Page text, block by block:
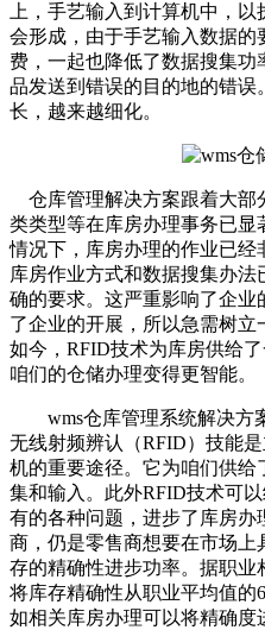
上，手艺输入到计算机中，
会形成，由于手艺输入数据
费，一起也降低了数据搜集
品发送到错误的目的地的错
长，越来越细化。
仓库管理解决方案跟着大部
类类型等在库房办理事务已
情况下，库房办理的作业已
库房作业方式和数据搜集办
确的要求。这严重影响了企业
了企业的开展，所以急需树立
如今，RFID技术为库房供给
咱们的仓储办理变得更智能。
wms仓库管理系统解决方
无线射频辨认（RFID）技能
机的重要途径。它为咱们供给
集和输入。此外RFID技术可
有的各种问题，进步了库房
商，仍是零售商想要在市场
存的精确性进步功率。据职
将库存精确性从职业平均值的
如相关库房办理可以将精确度